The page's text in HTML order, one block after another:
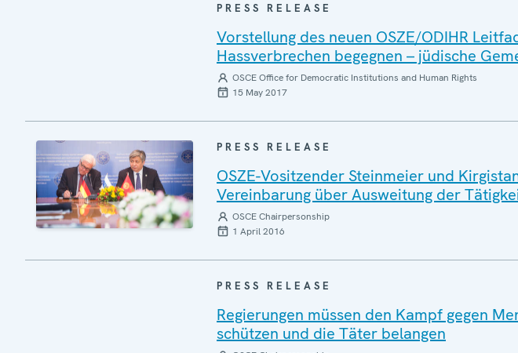
PRESS RELEASE
Vorstellung des neuen OSZE/ODIHR
Hassverbrechen begegnen – jüdische
OSCE Office for Democratic Institutions and Human Rights
15 May 2017
PRESS RELEASE
OSZE-Vositzender Steinmeier und
Vereinbarung über Ausweitung der
OSCE Chairpersonship
1 April 2016
PRESS RELEASE
Regierungen müssen den Kampf gegen
schützen und die Täter belangen